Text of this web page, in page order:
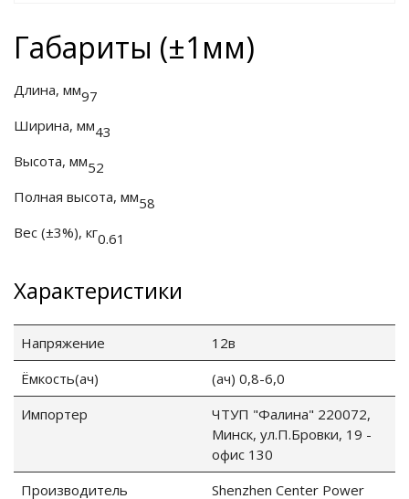
от грозовых
батареи
систем
для газовых и
отопления
питания
котла
Габариты (±1мм)
Длина, мм97
Ширина, мм43
Высота, мм52
Полная высота, мм58
Вес (±3%), кг0.61
Характеристики
Напряжение
12в
Ёмкость(ач)
(ач) 0,8-6,0
Импортер
ЧТУП "Фалина" 220072,
Минск, ул.П.Бровки, 19 -
офис 130
Производитель
Shenzhen Center Power